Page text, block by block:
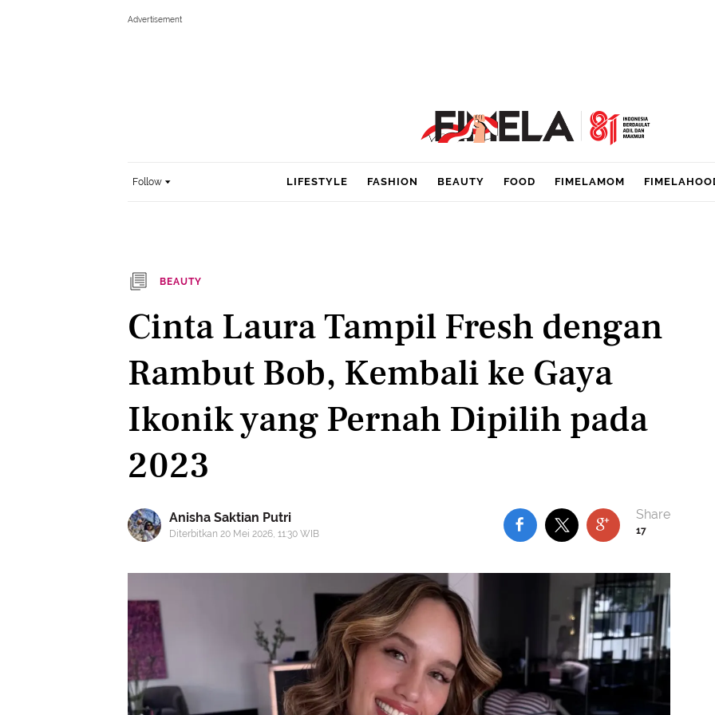
Follow LIFESTYLE FASHION BEAUTY FOOD FIMELAMOM
BEAUTY
Cinta Laura Tampil Fresh dengan
Rambut Bob, Kembali ke Gaya
Ikonik yang Pernah Dipilih pada
2023
Anisha Saktian Putri
Diterbitkan 20 Mei 2026, 11:30 WIB 17